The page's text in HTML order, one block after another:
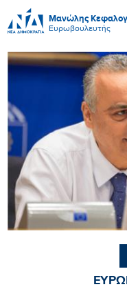
Μανώλης
Ευρωβουλευτής